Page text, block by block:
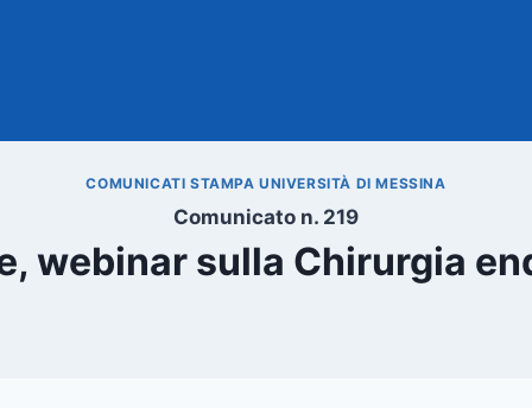
COMUNICATI STAMPA UNIVERSITÀ DI MESSINA
Comunicato n. 219
webinar sulla Chirurgia